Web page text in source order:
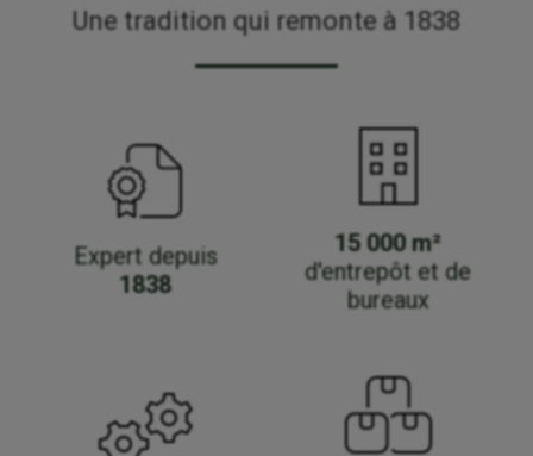
Une tradition qui remonte à 1838
Expert depuis
1838
15 000 m²
d'entrepôt et de
bureaux